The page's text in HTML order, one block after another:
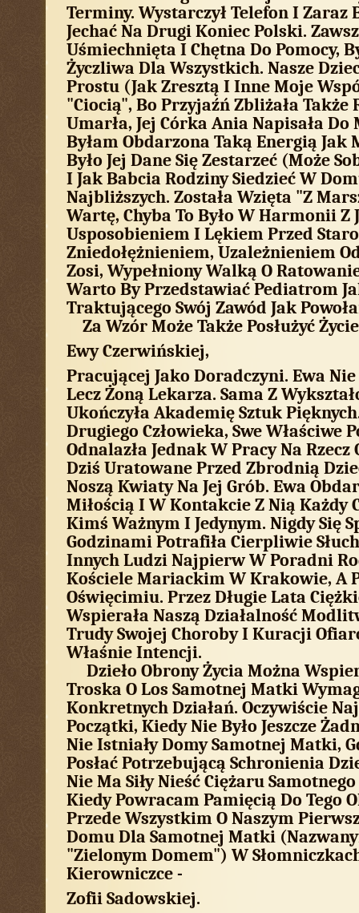
Terminy. Wystarczył Telefon I Zaraz
Jechać Na Drugi Koniec Polski.
Uśmiechnięta I Chętna Do Pomocy,
Życzliwa Dla Wszystkich. Nasze
Prostu (jak Zresztą I Inne Moje
"ciocią", Bo Przyjaźń Zbliżała Także
Umarła, Jej Córka Ania Napisała
Byłam Obdarzona Taką Energią Jak
Było Jej Dane Się Zestarzeć (może
I Jak Babcia Rodziny Siedzieć W
Najbliższych. Została Wzięta "z
Wartę, Chyba To Było W Harmonii Z
Usposobieniem I Lękiem Przed
Zniedołężnieniem, Uzależnieniem
Zosi, Wypełniony Walką O
Warto By Przedstawiać Pediatrom
Traktującego Swój Zawód Jak
Za Wzór Może Także Posłużyć Życie
Ewy Czerwińskiej,
Pracującej Jako Doradczyni. Ewa
Lecz Żoną Lekarza. Sama Z
Ukończyła Akademię Sztuk
Drugiego Człowieka, Swe Właściwe
Odnalazła Jednak W Pracy Na Rzecz
Dziś Uratowane Przed Zbrodnią
Noszą Kwiaty Na Jej Grób. Ewa
Miłością I W Kontakcie Z Nią Każdy
Kimś Ważnym I Jedynym. Nigdy Się
Godzinami Potrafiła Cierpliwie
Innych Ludzi Najpierw W Poradni
Kościele Mariackim W Krakowie, A
Oświęcimiu. Przez Długie Lata
Wspierała Naszą Działalność
Trudy Swojej Choroby I Kuracji
Właśnie Intencji.
Dzieło Obrony Życia Można
Troska O Los Samotnej Matki
Konkretnych Działań. Oczywiście
Początki, Kiedy Nie Było Jeszcze
Nie Istniały Domy Samotnej Matki,
Posłać Potrzebującą Schronienia
Nie Ma Siły Nieść Ciężaru
Kiedy Powracam Pamięcią Do Tego
Przede Wszystkim O Naszym
Domu Dla Samotnej Matki
"Zielonym Domem") W
Kierowniczce -
Zofii Sadowskiej.